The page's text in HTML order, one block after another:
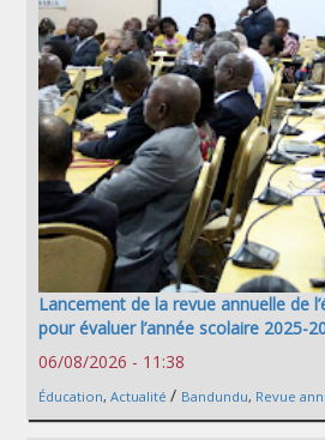
Lancement de la revue annuelle de
pour évaluer l’année scolaire 2025-
06/08/2026 - 11:38
Éducation, Actualité / Bandundu, Revue